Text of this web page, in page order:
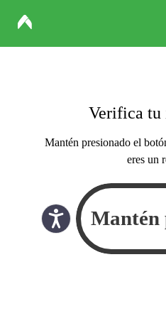
Verifica tu
Mantén presionado el
eres un